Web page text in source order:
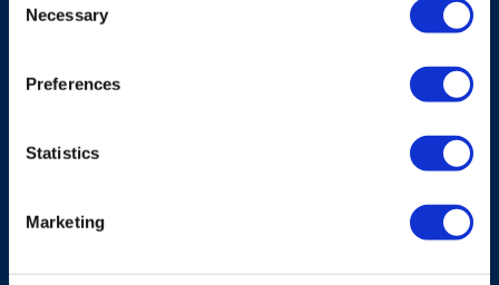
Selection
Necessary
Preferences
Statistics
Marketing